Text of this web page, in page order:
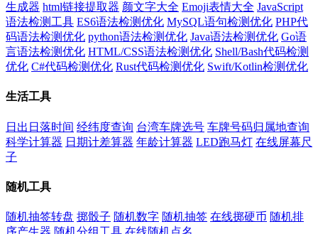
生成器 html链接提取器 颜文字大全 Emoji表情大全 JavaScript
语法检测工具 ES6语法检测优化 MySQL语句检测优化 PHP代
码语法检测优化 python语法检测优化 Java语法检测优化 Go语
言语法检测优化 HTML/CSS语法检测优化 Shell/Bash代码检测
优化 C#代码检测优化 Rust代码检测优化 Swift/Kotlin检测优化
生活工具
日出日落时间 经纬度查询 台湾车牌选号 车牌号码归属地查询
科学计算器 日期计差算器 年龄计算器 LED跑马灯 在线屏幕尺
子
随机工具
随机抽签转盘 掷骰子 随机数字 随机抽签 在线掷硬币 随机排